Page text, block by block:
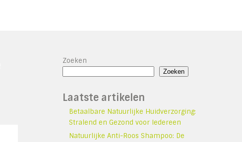
Zoeken
Zoeken
Laatste artikelen
Betaalbare Natuurlijke Huidverzorging:
Stralend en Gezond voor Iedereen
Natuurlijke Anti-Roos Shampoo: De